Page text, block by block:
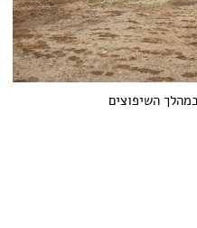
השיפוצים